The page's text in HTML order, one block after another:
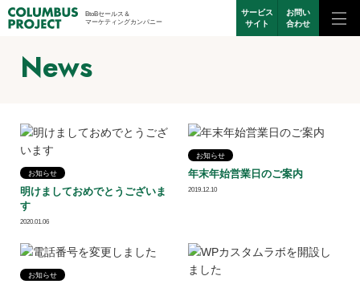
BtoBセールス＆
マーケティングカンパニー
サービス
サイト
お問い
合わせ
News
お知らせ
明けましておめでとうございま
す
2020.01.06
お知らせ
年末年始営業日のご案内
2019.12.10
お知らせ